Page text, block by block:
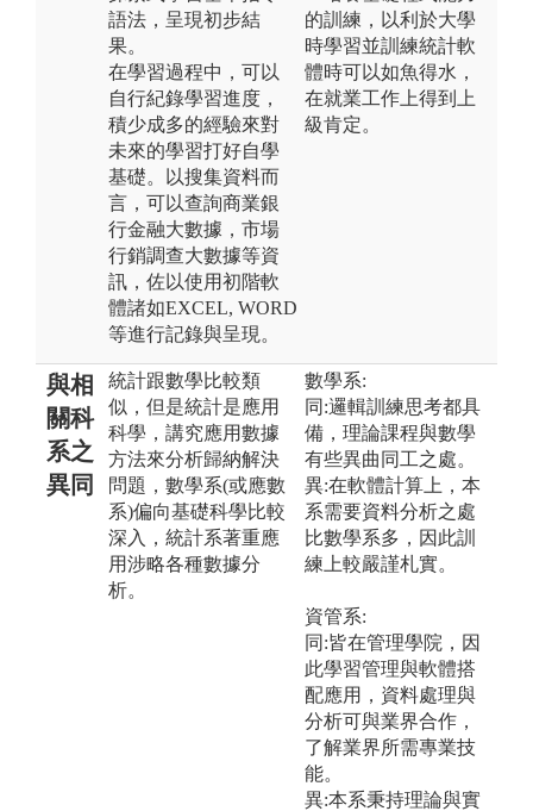
語法，呈現初步結
果。
在學習過程中，可以
自行紀錄學習進度，
積少成多的經驗來對
未來的學習打好自學
基礎。以搜集資料而
言，可以查詢商業銀
行金融大數據，市場
行銷調查大數據等資
訊，佐以使用初階軟
體諸如EXCEL, WORD
等進行記錄與呈現。
的訓練，以利於大學
時學習並訓練統計軟
體時可以如魚得水，
在就業工作上得到上
級肯定。
與相
關科
系之
異同
統計跟數學比較類
似，但是統計是應用
科學，講究應用數據
方法來分析歸納解決
問題，數學系(或應數
系)偏向基礎科學比較
深入，統計系著重應
用涉略各種數據分
析。
數學系:
同:邏輯訓練思考都具
備，理論課程與數學
有些異曲同工之處。
異:在軟體計算上，本
系需要資料分析之處
比數學系多，因此訓
練上較嚴謹札實。
資管系:
同:皆在管理學院，因
此學習管理與軟體搭
配應用，資料處理與
分析可與業界合作，
了解業界所需專業技
能。
異:本系秉持理論與實